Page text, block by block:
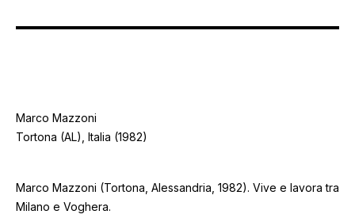
Marco Mazzoni
Tortona (AL), Italia (1982)
Marco Mazzoni (Tortona, Alessandria, 1982). Vive e lavora tra
Milano e Voghera.